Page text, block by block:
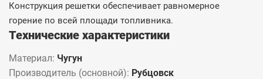
Конструкция решетки обеспечивает равномерное
горение по всей площади топливника.
Технические характеристики
Материал: Чугун
Производитель (основной): Рубцовск